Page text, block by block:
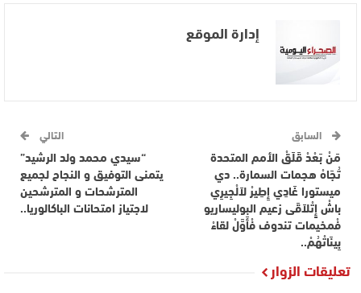
إدارة الموقع
السابق
مَنْ بَعْدْ قَلَقْ الأمم المتحدة
تُجَاهْ هجمات السمارة.. دي
ميستورا غَادِي إِطِيرْ لاَلْجِيرِي
باشْ إٍتْلاَقَى زعيم البوليساريو
فْمخيمات تندوف فْأَوَّلْ لقاءْ
بِينَاتْهُمْ..
التالي
“سيدي محمد ولد الرشيد”
يتمنى التوفيق و النجاح لجميع
المترشحات و المترشحين
لاجتياز امتحانات الباكالوريا..
تعليقات الزوار